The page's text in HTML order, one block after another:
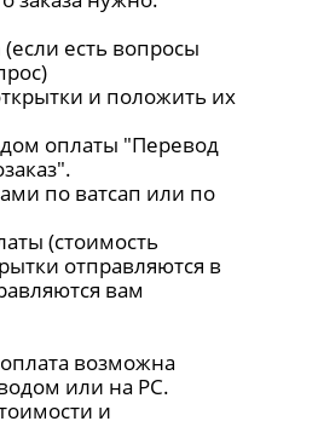
(если есть вопросы
и положить их
оплаты "Перевод
по ватсап или по
(стоимость
отправляются в
вам
возможна
или на РС.
и